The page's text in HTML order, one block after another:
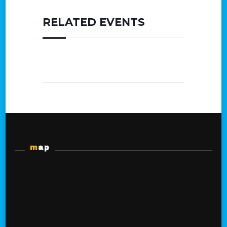
RELATED EVENTS
map